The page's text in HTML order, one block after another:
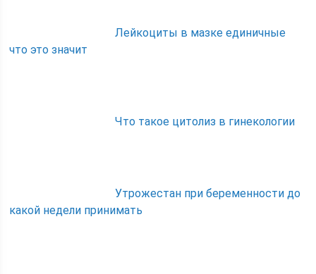
Лейкоциты в мазке единичные
что это значит
Что такое цитолиз в гинекологии
Утрожестан при беременности до
какой недели принимать